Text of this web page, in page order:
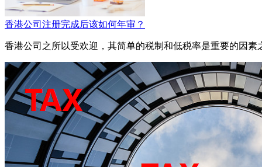
香港公司注册完成后该如何年审？
香港公司之所以受欢迎，其简单的税制和低税率是重要的因素